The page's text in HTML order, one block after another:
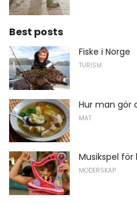
Best posts
Fiske i Norge
TURISM
Hur man gör
MAT
Musikspel för
MODERSKAP